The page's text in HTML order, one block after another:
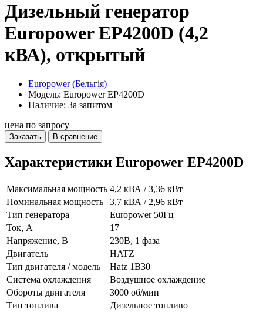
Дизельный генератор
Europower EP4200D (4,2
кВА), открытый
Europower (Бельгія)
Модель: Europower EP4200D
Наличие: За запитом
цена по запросу
Заказать В сравнение
Характеристики Europower EP4200D
Максимальная мощность 4,2 кВА / 3,36 кВт
Номинальная мощность
3,7 кВА / 2,96 кВт
Тип генератора
Europower 50Гц
Ток, А
17
Напряжение, В
230В, 1 фаза
Двигатель
HATZ
Тип двигателя / модель
Hatz 1B30
Система охлаждения
Воздушное охлаждение
Обороты двигателя
3000 об/мин
Тип топлива
Дизельное топливо